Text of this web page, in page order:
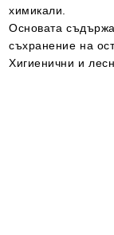
химикали.
Основата
съхранение на
Хигиенични и